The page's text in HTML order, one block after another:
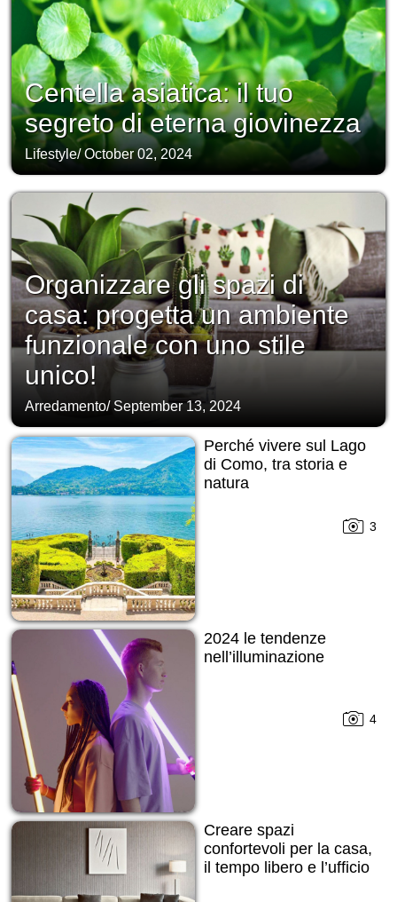
Centella asiatica: il tuo
segreto di eterna giovinezza
Lifestyle/October 02, 2024
Organizzare gli spazi di
casa: progetta un ambiente
funzionale con uno stile
unico!
Arredamento/ September 13, 2024
Perché vivere sul Lago
di Como, tra storia e
natura
3
2024 le tendenze
nell’illuminazione
4
Creare spazi
confortevoli per la casa,
il tempo libero e l’ufficio